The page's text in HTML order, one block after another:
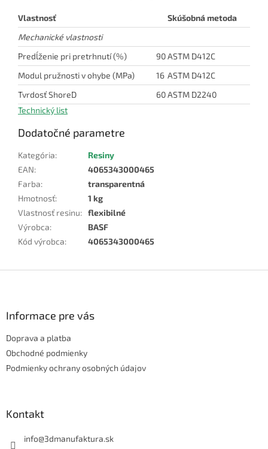
Vlastnosť
Skúšobná metoda
Mechanické vlastnosti
Predĺženie pri pretrhnutí (%)
90ASTM D412C
Modul pružnosti v ohybe (MPa)
16 ASTM D412C
Tvrdosť ShoreD
60ASTM D2240
Technický list
Dodatočné parametre
Kategória:
Resiny
EAN:
4065343000465
Farba:
transparentná
Hmotnosť:
1 kg
Vlastnosť resinu: flexibilné
Výrobca:
BASF
Kód výrobca: 4065343000465
Informace pre vás
Doprava a platba
Obchodné podmienky
Podmienky ochrany osobných údajov
Kontakt
info@3dmanufaktura.sk